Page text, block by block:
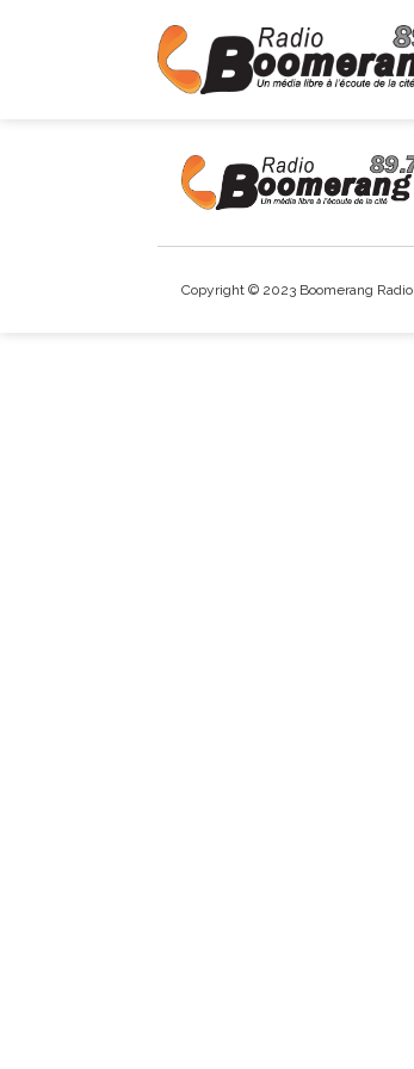
Copyright © 2023 Boomerang Radio